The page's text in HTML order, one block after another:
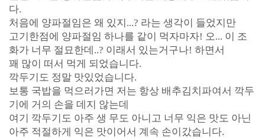
다.
처음에 양파절임은 왜 있지...? 라는 생각이 들었지만
고기한점에 양파절임 하나를 같이 먹자마자! 오... 이 조
화가 너무 절묘한데..? 이래서 있는거구나! 하면서
꽤 많이 떠서 먹게 되었습니다.
깍두기도 정말 맛있었습니다.
보통 국밥을 먹으러가면 저는 항상 배추김치파여서 깍두
기에 거의 손을 데지 않는데
여기 깍두기도 아주 생 무도 아니고 너무 익은 맛도 아닌
아주 적절하게 익은 맛이어서 계속 손이갔습니다.